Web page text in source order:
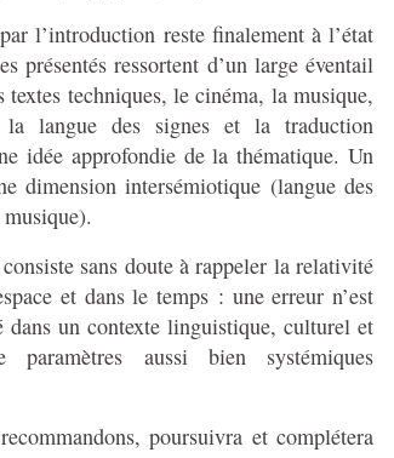
l’introduction reste finalement à l’état
présentés ressortent d’un large éventail
techniques, le cinéma, la musique,
langue des signes et la traduction
idée approfondie de la thématique. Un
dimension intersémiotique (langue des
sans doute à rappeler la relativité
et dans le temps : une erreur n’est
dans un contexte linguistique, culturel et
aussi bien systémiques
poursuivra et complétera